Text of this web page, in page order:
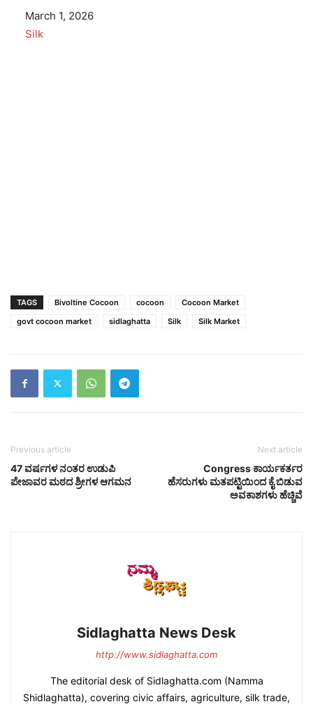
Date
March 1, 2026
In relation to
Silk
TAGS Bivoltine Cocoon cocoon
Cocoon Market
govt cocoon market
sidlaghatta Silk Silk Market
Previous article
47 ವರ್ಷಗಳ ನಂತರ ಉಡುಪಿ
ಪೇಜಾವರ ಮಠದ ಶ್ರೀಗಳ ಆಗಮನ
Next article
Congress ಕಾರ್ಯಕರ್ತರ
ಹೆಸರುಗಳು ಮತಪಟ್ಟಿಯಿಂದ ಕೈ ಬಿಡುವ
ಅವಕಾಶಗಳು ಹೆಚ್ಚಿವೆ
Sidlaghatta News Desk
http://www.sidlaghatta.com
The editorial desk of Sidlaghatta.com (Namma
Shidlaghatta), covering civic affairs, agriculture, silk trade,